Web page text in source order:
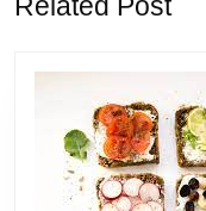
bericht: